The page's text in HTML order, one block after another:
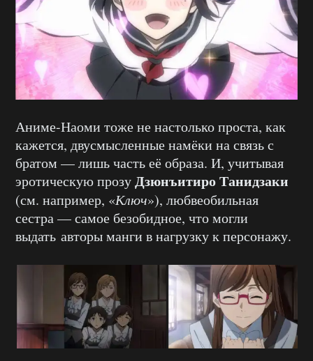
Аниме-Наоми тоже не настолько проста, как
кажется, двусмысленные намёки на связь с
братом — лишь часть её образа. И, учитывая
эротическую прозуДзюнъитиро Танидзаки
(см. например, «Ключ»), любвеобильная
сестра — самое безобидное, что могли
выдать авторы манги в нагрузку к персонажу.